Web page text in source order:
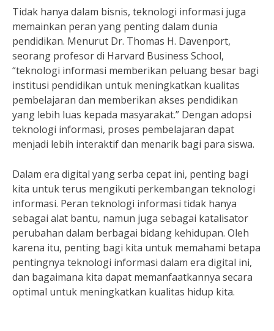
Tidak hanya dalam bisnis, teknologi informasi juga
memainkan peran yang penting dalam dunia
pendidikan. Menurut Dr. Thomas H. Davenport,
seorang profesor di Harvard Business School,
“teknologi informasi memberikan peluang besar bagi
institusi pendidikan untuk meningkatkan kualitas
pembelajaran dan memberikan akses pendidikan
yang lebih luas kepada masyarakat.” Dengan adopsi
teknologi informasi, proses pembelajaran dapat
menjadi lebih interaktif dan menarik bagi para siswa.
Dalam era digital yang serba cepat ini, penting bagi
kita untuk terus mengikuti perkembangan teknologi
informasi. Peran teknologi informasi tidak hanya
sebagai alat bantu, namun juga sebagai katalisator
perubahan dalam berbagai bidang kehidupan. Oleh
karena itu, penting bagi kita untuk memahami betapa
pentingnya teknologi informasi dalam era digital ini,
dan bagaimana kita dapat memanfaatkannya secara
optimal untuk meningkatkan kualitas hidup kita.